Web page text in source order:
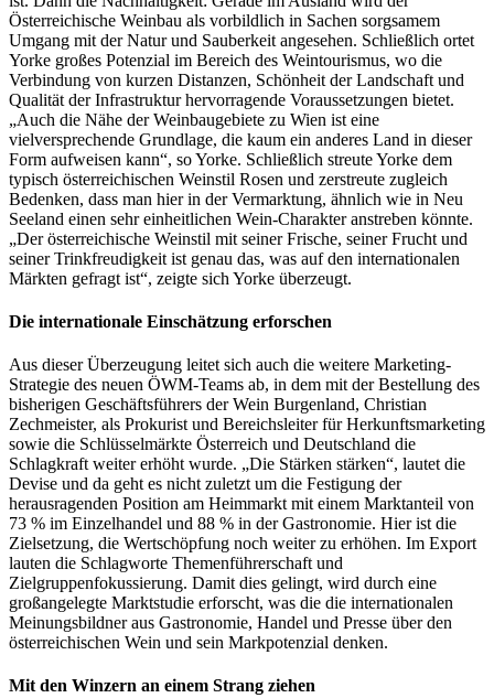
Österreichische Weinbau als vorbildlich in Sachen sorgsamem
Umgang mit der Natur und Sauberkeit angesehen. Schließlich ortet
Yorke großes Potenzial im Bereich des Weintourismus, wo die
Verbindung von kurzen Distanzen, Schönheit der Landschaft und
Qualität der Infrastruktur hervorragende Voraussetzungen bietet.
„Auch die Nähe der Weinbaugebiete zu Wien ist eine
vielversprechende Grundlage, die kaum ein anderes Land in dieser
Form aufweisen kann“, so Yorke. Schließlich streute Yorke dem
typisch österreichischen Weinstil Rosen und zerstreute zugleich
Bedenken, dass man hier in der Vermarktung, ähnlich wie in Neu
Seeland einen sehr einheitlichen Wein-Charakter anstreben könnte.
„Der österreichische Weinstil mit seiner Frische, seiner Frucht und
seiner Trinkfreudigkeit ist genau das, was auf den internationalen
Märkten gefragt ist“, zeigte sich Yorke überzeugt.
Die internationale Einschätzung erforschen
Aus dieser Überzeugung leitet sich auch die weitere Marketing-
Strategie des neuen ÖWM-Teams ab, in dem mit der Bestellung des
bisherigen Geschäftsführers der Wein Burgenland, Christian
Zechmeister, als Prokurist und Bereichsleiter für Herkunftsmarketing
sowie die Schlüsselmärkte Österreich und Deutschland die
Schlagkraft weiter erhöht wurde. „Die Stärken stärken“, lautet die
Devise und da geht es nicht zuletzt um die Festigung der
herausragenden Position am Heimmarkt mit einem Marktanteil von
73 % im Einzelhandel und 88 % in der Gastronomie. Hier ist die
Zielsetzung, die Wertschöpfung noch weiter zu erhöhen. Im Export
lauten die Schlagworte Themenführerschaft und
Zielgruppenfokussierung. Damit dies gelingt, wird durch eine
großangelegte Marktstudie erforscht, was die die internationalen
Meinungsbildner aus Gastronomie, Handel und Presse über den
österreichischen Wein und sein Markpotenzial denken.
Mit den Winzern an einem Strang ziehen